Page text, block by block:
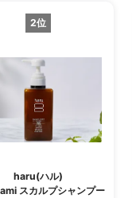
2位
haru(ハル)
スカルプシャンプー